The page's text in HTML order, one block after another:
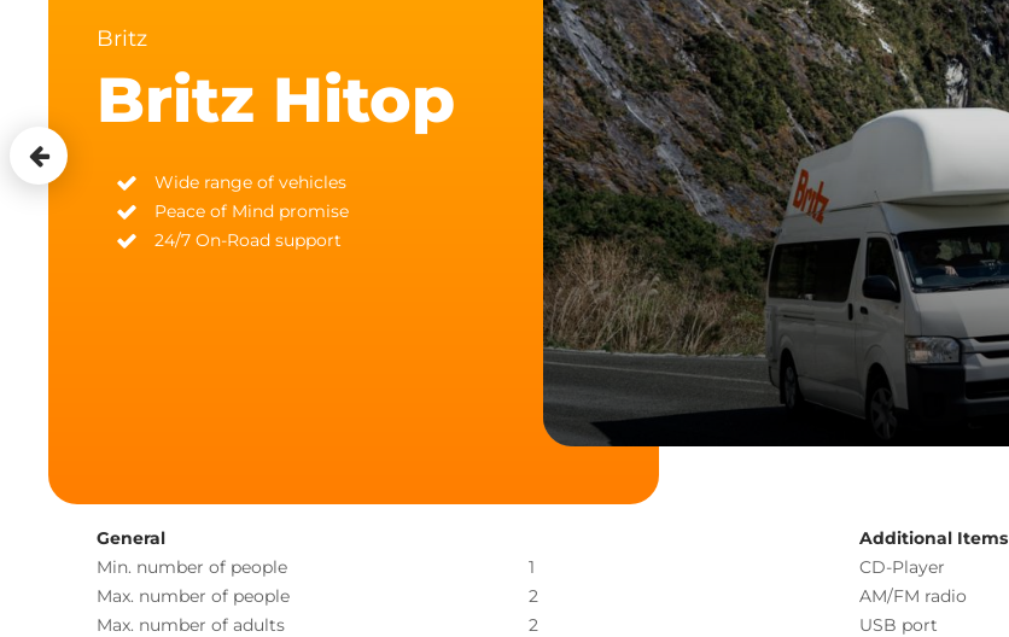
Britz
Britz Hitop
Wide range of vehicles
Peace of Mind promise
24/7 On-Road support
General
Min. number of people
1
Max. number of people
2
Max. number of adults
2
Additional Items
CD-Player
AM/FM radio
USB port